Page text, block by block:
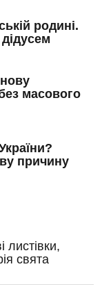
родині.
масового
причину
листівки,
свята